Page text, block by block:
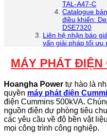
TAL-A47-C
Catalogue
điều khiển:
DSE7320
Liên hệ nhận báo
vấn giải pháp tối ưu
MÁY PHÁT ĐIỆN
Hoangha Power tự hào là
quyền máy phát điện
điện Cummins 500kVA.
nguồn điện dự phòng tiêu
các yêu cầu về độ bền vật
mọi công trình công nghiệp.